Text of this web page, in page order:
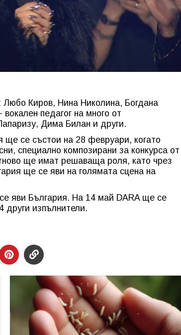
Киров, Нина Николина, Богдана
педагог на много от
Дима Билан и други.
ще се състои на 28 февруари, когато
специално композирани за конкурса от
ще имат решаваща роля, като чрез
ще се яви на голямата сцена на
яви България. На 14 май DARA ще се
изпълнители.